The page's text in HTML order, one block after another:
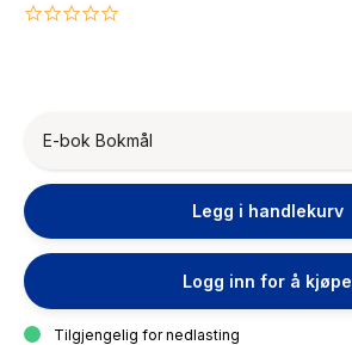
0.0
E-bok Bokmål
Legg i handlekurv
Logg inn for å kjøpe
Tilgjengelig for nedlasting